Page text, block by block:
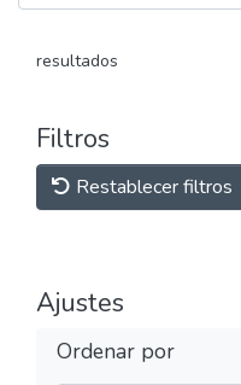
resultados
Filtros
Restablecer filtros
Ajustes
Ordenar por